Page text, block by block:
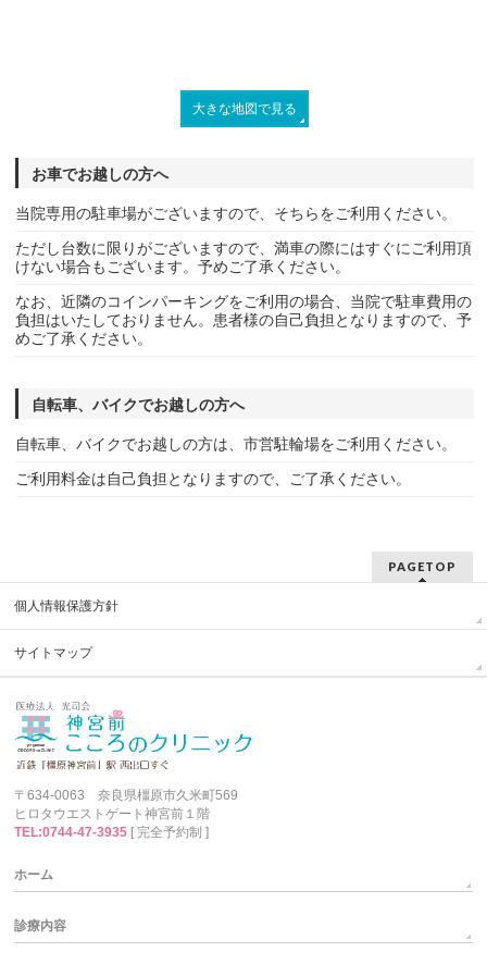
大きな地図で見る
お車でお越しの方へ
当院専用の駐車場がございますので、そちらをご利用ください。
ただし台数に限りがございますので、満車の際にはすぐにご利用頂
けない場合もございます。予めご了承ください。
なお、近隣のコインパーキングをご利用の場合、当院で駐車費用の
負担はいたしておりません。患者様の自己負担となりますので、予
めご了承ください。
自転車、バイクでお越しの方へ
自転車、バイクでお越しの方は、市営駐輪場をご利用ください。
ご利用料金は自己負担となりますので、ご了承ください。
PAGETOP
個人情報保護方針
サイトマップ
〒634-0063 奈良県橿原市久米町569
ヒロタウエストゲート神宮前１階
TEL:0744-47-3935 [ 完全予約制 ]
ホーム
診療内容